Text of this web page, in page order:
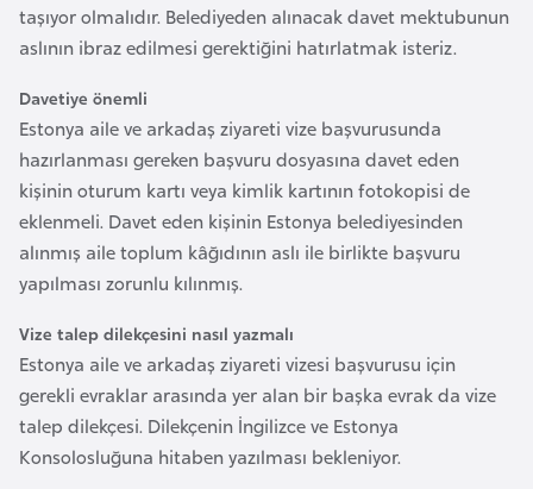
taşıyor olmalıdır. Belediyeden alınacak davet mektubunun
aslının ibraz edilmesi gerektiğini hatırlatmak isteriz.
Davetiye önemli
Estonya aile ve arkadaş ziyareti vize başvurusunda
hazırlanması gereken başvuru dosyasına davet eden
kişinin oturum kartı veya kimlik kartının fotokopisi de
eklenmeli. Davet eden kişinin Estonya belediyesinden
alınmış aile toplum kâğıdının aslı ile birlikte başvuru
yapılması zorunlu kılınmış.
Vize talep dilekçesini nasıl yazmalı
Estonya aile ve arkadaş ziyareti vizesi başvurusu için
gerekli evraklar arasında yer alan bir başka evrak da vize
talep dilekçesi. Dilekçenin İngilizce ve Estonya
Konsolosluğuna hitaben yazılması bekleniyor.
B
a
h
r
e
y
n
B
n
g
l
a
d